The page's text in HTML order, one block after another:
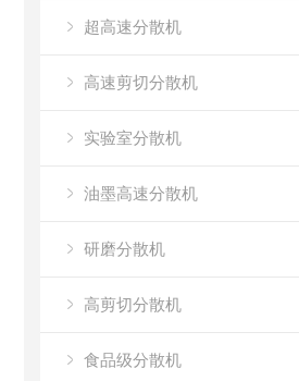
超高速分散机
高速剪切分散机
实验室分散机
油墨高速分散机
研磨分散机
高剪切分散机
食品级分散机